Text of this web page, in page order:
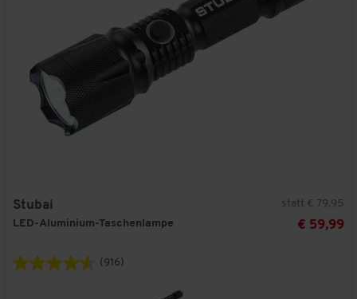
Stubai
LED-Aluminium-Taschenlampe
statt € 79,95
€ 59,99
(916)